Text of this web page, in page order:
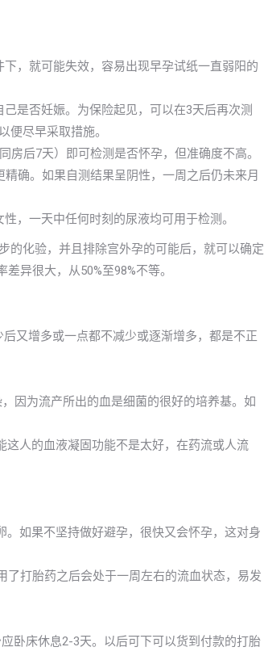
，就可能失效，容易出现早孕试纸一直弱阳的
是否妊娠。为保险起见，可以在3天后再次测
便尽早采取措施。
后7天）即可检测是否怀孕，但准确度不高。
确。如果自测结果呈阴性，一周之后仍未来月
，一天中任何时刻的尿液均可用于检测。
的化验，并且排除宫外孕的可能后，就可以确定
异很大，从50%至98%不等。
又增多或一点都不减少或逐渐增多，都是不正
因为流产所出的血是细菌的很好的培养基。如
人的血液凝固功能不是太好，在药流或人流
如果不坚持做好避孕，很快又会怀孕，这对身
打胎药之后会处于一周左右的流血状态，易发
卧床休息2-3天。以后可下可以货到付款的打胎